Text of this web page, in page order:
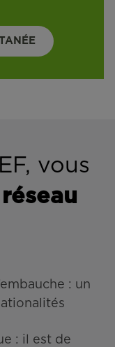
vous
: un
: il est de